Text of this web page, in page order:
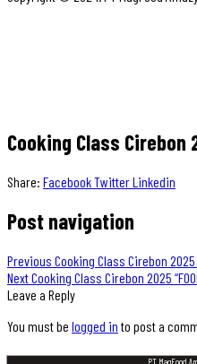
Cooking Class Cirebon
Share: FacebookTwitterLinkedin
Post navigation
Previous Cooking Class Cirebon 2025
NextCooking Class Cirebon 2025
Leave a Reply
You must be logged in to post a